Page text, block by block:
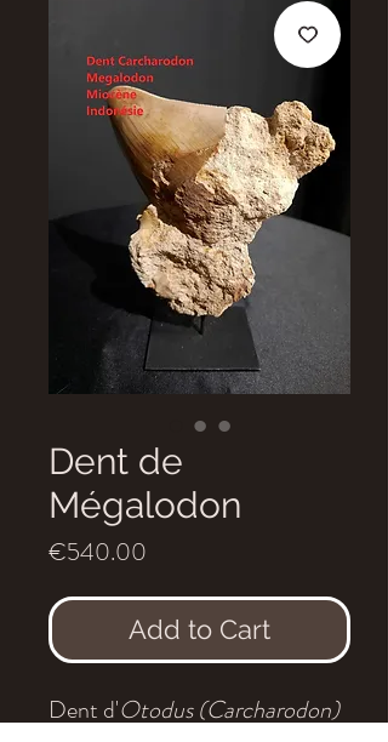
Dent de
Mégalodon
€540.00
Add to Cart
Dent d'Otodus (Carcharodon)